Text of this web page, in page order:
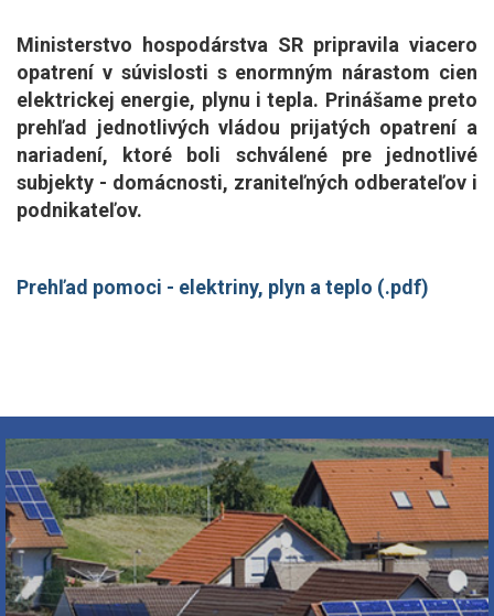
Ministerstvo hospodárstva SR pripravila viacero
opatrení v súvislosti s enormným nárastom cien
elektrickej energie, plynu i tepla. Prinášame preto
prehľad jednotlivých vládou prijatých opatrení a
nariadení, ktoré boli schválené pre jednotlivé
subjekty - domácnosti, zraniteľných odberateľov i
podnikateľov.
Prehľad pomoci - elektriny, plyn a teplo (.pdf)